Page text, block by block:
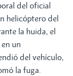
del oficial
helicóptero del
la huida, el
un
del vehículo,
la fuga.